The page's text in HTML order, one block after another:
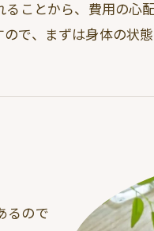
ことから、費用の心
で、まずは身体の状
るので